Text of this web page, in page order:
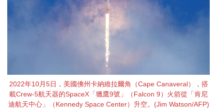
2022年10月5日，美國佛州卡納維拉爾角（Cape Canaveral），搭
載Crew-5航天器的SpaceX「獵鷹9號」（Falcon 9）火箭從「肯尼
迪航天中心」（Kennedy Space Center）升空。(Jim Watson/AFP)